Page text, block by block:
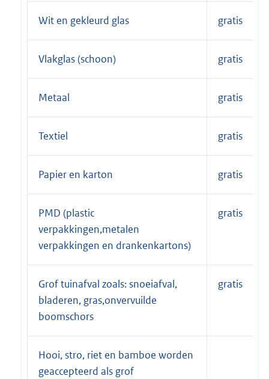
Wit en gekleurd glas gratis
Vlakglas (schoon) gratis
Metaal gratis
Textiel gratis
Papier en karton gratis
PMD (plastic
verpakkingen,metalen
verpakkingen en drankenkartons)
gratis
Grof tuinafval zoals: snoeiafval,
bladeren, gras,onvervuilde
boomschors
gratis
Hooi, stro, riet en bamboe worden
geaccepteerd als grof